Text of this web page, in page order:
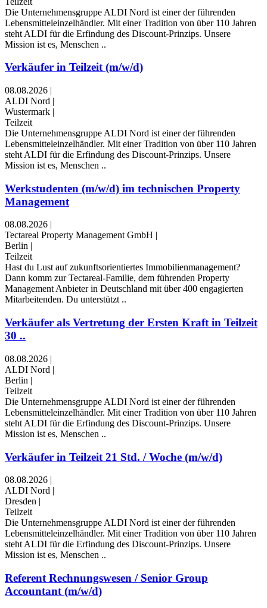
Die Unternehmensgruppe ALDI Nord ist einer der führenden
Lebensmitteleinzelhändler. Mit einer Tradition von über 110 Jahren
steht ALDI für die Erfindung des Discount-Prinzips. Unsere
Mission ist es, Menschen ..
Verkäufer in Teilzeit (m/w/d)
08.08.2026 |
ALDI Nord |
Wustermark |
Teilzeit
Die Unternehmensgruppe ALDI Nord ist einer der führenden
Lebensmitteleinzelhändler. Mit einer Tradition von über 110 Jahren
steht ALDI für die Erfindung des Discount-Prinzips. Unsere
Mission ist es, Menschen ..
Werkstudenten (m/w/d) im technischen Property
Management
08.08.2026
Tectareal Property Management GmbH
Berlin
Teilzeit
Hast du Lust auf zukunftsorientiertes Immobilienmanagement?
Dann komm zur Tectareal-Familie, dem führenden Property
Management Anbieter in Deutschland mit über 400 engagierten
Mitarbeitenden. Du unterstützt ..
Verkäufer als Vertretung der Ersten Kraft in Teilzeit
30 ..
08.08.2026 |
ALDI Nord |
Berlin |
Teilzeit
Die Unternehmensgruppe ALDI Nord ist einer der führenden
Lebensmitteleinzelhändler. Mit einer Tradition von über 110 Jahren
steht ALDI für die Erfindung des Discount-Prinzips. Unsere
Mission ist es, Menschen ..
Verkäufer in Teilzeit 21 Std. / Woche (m/w/d)
08.08.2026 |
ALDI Nord |
Dresden |
Teilzeit
Die Unternehmensgruppe ALDI Nord ist einer der führenden
Lebensmitteleinzelhändler. Mit einer Tradition von über 110 Jahren
steht ALDI für die Erfindung des Discount-Prinzips. Unsere
Mission ist es, Menschen ..
Referent Rechnungswesen / Senior Group
Accountant (m/w/d)